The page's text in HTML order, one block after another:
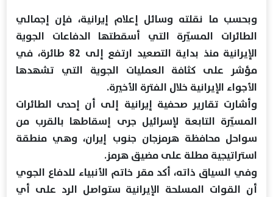
وبحسب ما نقلته وسائل إعلام إيرانية، فإن إجمالي
الطائرات المسيّرة التي أسقطتها الدفاعات الجوية
الإيرانية منذ بداية التصعيد ارتفع إلى 82 طائرة، في
مؤشر على كثافة العمليات الجوية التي تشهدها
الأجواء الإيرانية خلال الفترة الأخيرة.
وأشارت تقارير صحفية إيرانية إلى أن إحدى الطائرات
المسيّرة التابعة لإسرائيل جرى إسقاطها بالقرب من
سواحل محافظة هرمزجان جنوب إيران، وهي منطقة
استراتيجية مطلة على مضيق هرمز.
وفي السياق ذاته، أكد مقر خاتم الأنبياء للدفاع الجوي
أن القوات المسلحة الإيرانية ستواصل الرد على أي